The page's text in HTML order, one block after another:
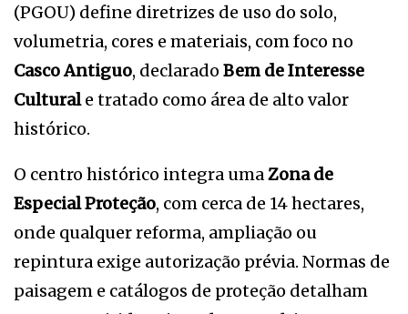
(PGOU) define diretrizes de uso do solo,
volumetria, cores e materiais, com foco no
Casco Antiguo, declarado Bem de Interesse
Culturale tratado como área de alto valor
histórico.
O centro histórico integra umaZona de
Especial Proteção, com cerca de 14 hectares,
onde qualquer reforma, ampliação ou
repintura exige autorização prévia. Normas de
paisagem e catálogos de proteção detalham